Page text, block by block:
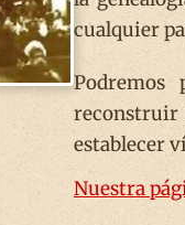
cualquier
Podremos
reconstruir
establecer
Nuestra